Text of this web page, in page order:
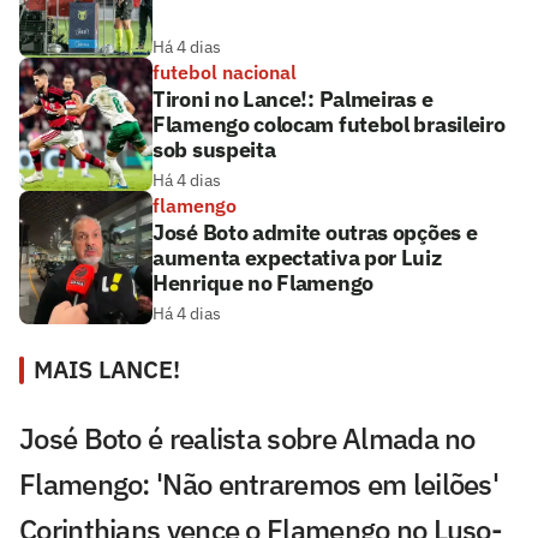
Há 4 dias
futebol nacional
Tironi no Lance!: Palmeiras e
Flamengo colocam futebol brasileiro
sob suspeita
Há 4 dias
flamengo
José Boto admite outras opções e
aumenta expectativa por Luiz
Henrique no Flamengo
Há 4 dias
MAIS LANCE!
José Boto é realista sobre Almada no
Flamengo: 'Não entraremos em leilões'
Corinthians vence o Flamengo no Luso-